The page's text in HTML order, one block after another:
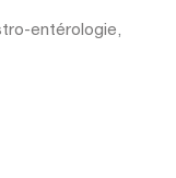
entérologie,